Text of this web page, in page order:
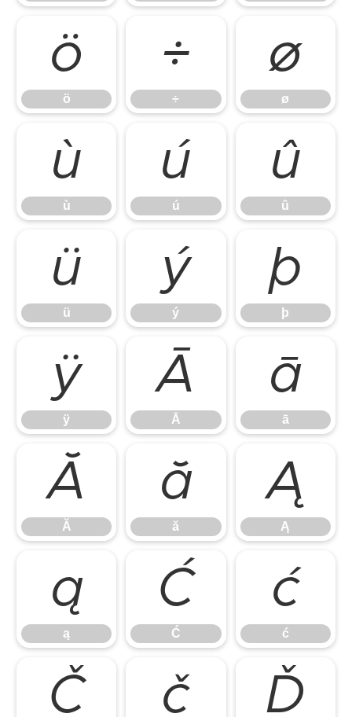
ö
ö
÷
÷
ø
ø
ù
ù
ú
ú
û
û
ü
ü
ý
ý
þ
þ
ÿ
ÿ
Ā
Ā
ā
ā
Ă
Ă
ă
ă
Ą
Ą
ą
ą
Ć
Ć
ć
ć
Č č Ď